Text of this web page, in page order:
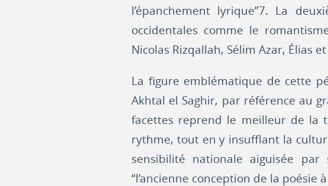
l’épanchement lyrique”7. La
occidentales comme le
Nicolas Rizqallah, Sélim Azar, Élias
La figure emblématique de cette
Akhtal el Saghir, par référence au
facettes reprend le meilleur de la
rythme, tout en y insufflant la
sensibilité nationale aiguisée
“l’ancienne conception de la poésie